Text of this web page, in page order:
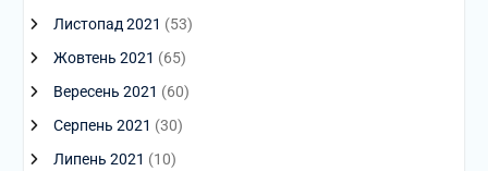
Листопад 2021 (53)
Жовтень 2021 (65)
Вересень 2021 (60)
Серпень 2021 (30)
Липень 2021 (10)